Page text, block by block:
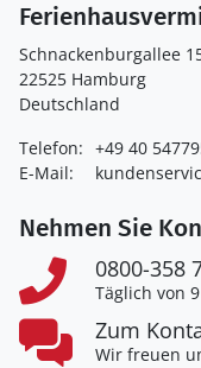
Schnackenburgallee
22525 Hamburg
Deutschland
Telefon: +49 40
E-Mail:
Nehmen Sie
0800-358
Täglich von
Zum
Wir freuen